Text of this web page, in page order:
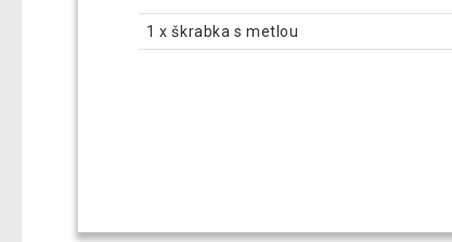
1 x škrabka s metlou